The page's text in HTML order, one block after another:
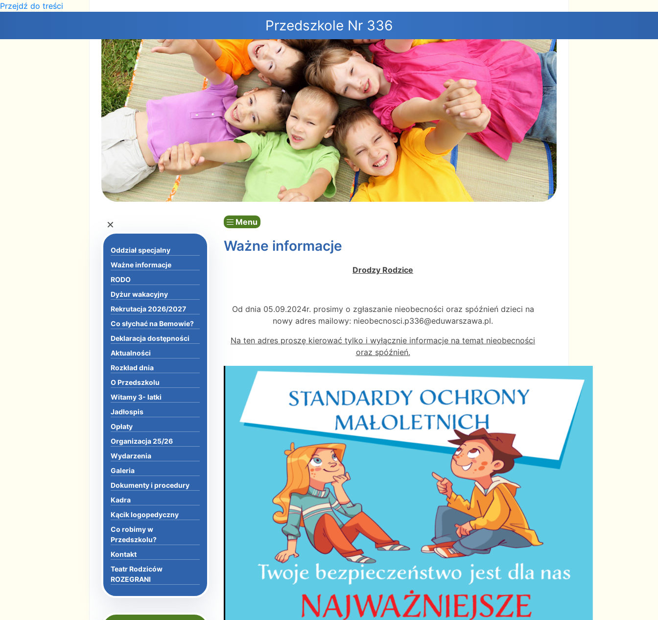
Przejdź do treści
Przedszkole Nr 336
Menu
×
Oddział specjalny
Ważne informacje
RODO
Dyżur wakacyjny
Rekrutacja 2026/2027
Co słychać na Bemowie?
Deklaracja dostępności
Aktualności
Rozkład dnia
O Przedszkolu
Witamy 3- latki
Jadłospis
Opłaty
Organizacja 25/26
Wydarzenia
Galeria
Dokumenty i procedury
Kadra
Kącik logopedyczny
Co robimy w
Przedszkolu?
Kontakt
Teatr Rodziców
ROZEGRANI
Ważne informacje
Drodzy Rodzice
Od dnia 05.09.2024r. prosimy o zgłaszanie nieobecności oraz spóźnień dzieci na
nowy adres mailowy: nieobecnosci.p336@eduwarszawa.pl.
Na ten adres proszę kierować tylko i wyłącznie informacje na temat nieobecności
oraz spóźnień.